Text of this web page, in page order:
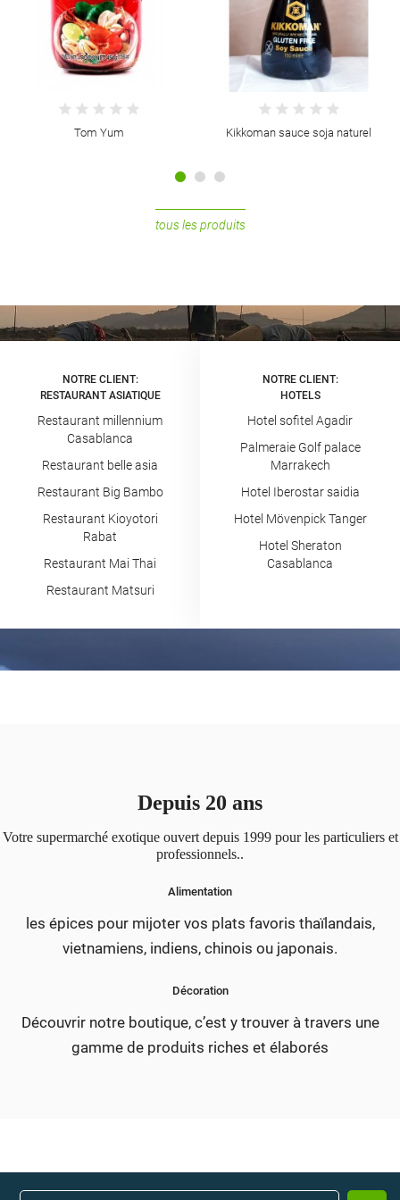
Tom Yum Kikkoman sauce soja naturel
tous les produits
NOTRE CLIENT:
RESTAURANT ASIATIQUE
Restaurant millennium
Casablanca
Restaurant belle asia
Restaurant Big Bambo
Restaurant Kioyotori
Rabat
Restaurant Mai Thai
Restaurant Matsuri
NOTRE CLIENT:
HOTELS
Hotel sofitel Agadir
Palmeraie Golf palace
Marrakech
Hotel Iberostar saidia
Hotel Mövenpick Tanger
Hotel Sheraton
Casablanca
Depuis 20 ans
Votre supermarché exotique ouvert depuis 1999 pour les particuliers et
professionnels..
Alimentation
les épices pour mijoter vos plats favoris thaïlandais,
vietnamiens, indiens, chinois ou japonais.
Décoration
Découvrir notre boutique, c’est y trouver à travers une
gamme de produits riches et élaborés